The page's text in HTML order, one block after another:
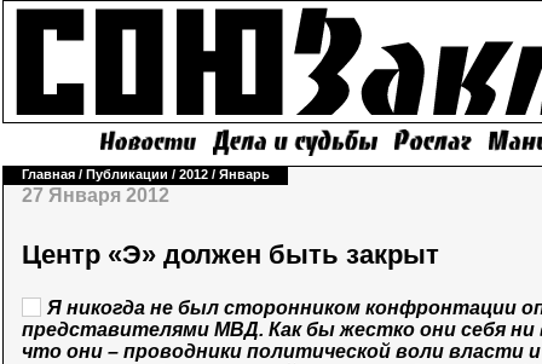
Главная / Публикации / 2012 / Январь
27 Января 2012
Центр «Э» должен быть закрыт
Я никогда не был сторонником конфронтации
представителями МВД. Как бы жестко они себя ни
что они – проводники политической воли власти